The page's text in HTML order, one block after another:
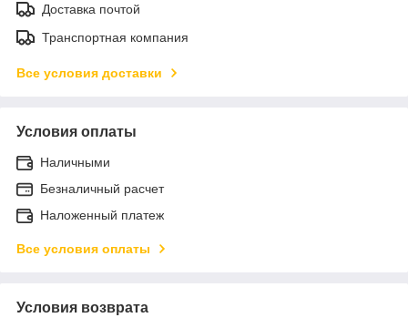
Доставка почтой
Транспортная компания
Все условия доставки
Условия оплаты
Наличными
Безналичный расчет
Наложенный платеж
Все условия оплаты
Условия возврата